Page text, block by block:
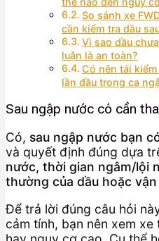
So sánh xe
cần kiểm tra dầu
Vì sao dầu
luận là an toàn?
Có nên tái
lần đầu trong ca
Sau ngập nước có cần
Có, sau ngập nước bạn
và quyết định đúng dựa
nước, thời gian ngâm/lội
thường của dầu hoặc
Để trả lời đúng câu hỏi
cảm tính, bạn nên xem